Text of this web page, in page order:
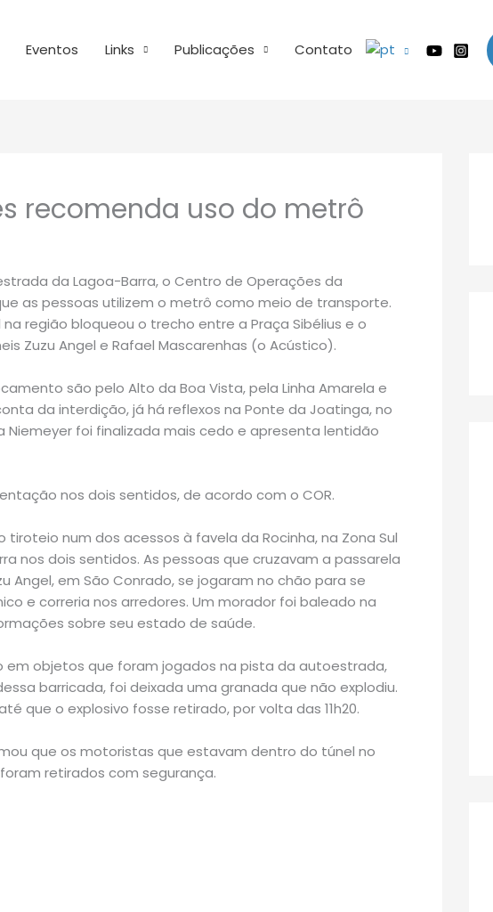
Eventos Links Publicações Contato
recomenda uso do metrô
da Lagoa-Barra, o Centro de Operações da
as pessoas utilizem o metrô como meio de transporte.
região bloqueou o trecho entre a Praça Sibélius e o
Zuzu Angel e Rafael Mascarenhas (o Acústico).
são pelo Alto da Boa Vista, pela Linha Amarela e
da interdição, já há reflexos na Ponte da Joatinga, no
Niemeyer foi finalizada mais cedo e apresenta lentidão
nos dois sentidos, de acordo com o COR.
num dos acessos à favela da Rocinha, na Zona Sul
nos dois sentidos. As pessoas que cruzavam a passarela
Angel, em São Conrado, se jogaram no chão para se
e correria nos arredores. Um morador foi baleado na
sobre seu estado de saúde.
em objetos que foram jogados na pista da autoestrada,
barricada, foi deixada uma granada que não explodiu.
que o explosivo fosse retirado, por volta das 11h20.
que os motoristas que estavam dentro do túnel no
retirados com segurança.